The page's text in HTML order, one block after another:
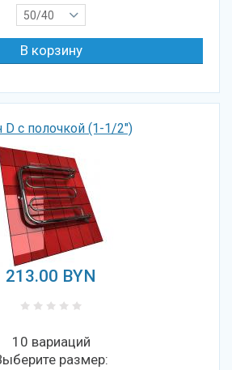
50/40
с полочкой (1-1/2")
213.00 BYN
10 вариаций
размер: